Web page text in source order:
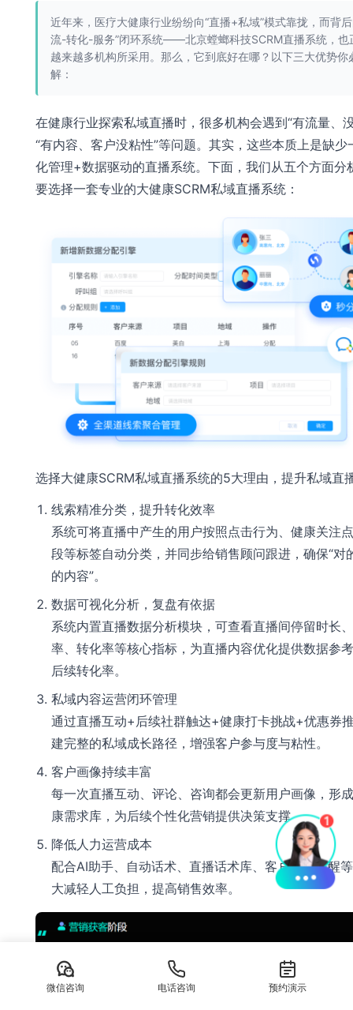
近年来，医疗大健康行业纷纷向“直播+私域”模式靠拢，而背后
流-转化-服务”闭环系统——北京螳螂科技SCRM直播系统，也
越来越多机构所采用。那么，它到底好在哪？以下三大优势你
解：
在健康行业探索私域直播时，很多机构会遇到“有流量、
“有内容、客户没粘性”等问题。其实，这些本质上是缺少
化管理+数据驱动的直播系统。下面，我们从五个方面分
要选择一套专业的大健康SCRM私域直播系统：
选择大健康SCRM私域直播系统的5大理由，提升私域直
线索精准分类，提升转化效率
系统可将直播中产生的用户按照点击行为、健康关注
段等标签自动分类，并同步给销售顾问跟进，确保“对
的内容”。
数据可视化分析，复盘有依据
系统内置直播数据分析模块，可查看直播间停留时长
率、转化率等核心指标，为直播内容优化提供数据参
后续转化率。
私域内容运营闭环管理
通过直播互动+后续社群触达+健康打卡挑战+优惠券
建完整的私域成长路径，增强客户参与度与粘性。
客户画像持续丰富
每一次直播互动、评论、咨询都会更新用户画像，形
康需求库，为后续个性化营销提供决策支撑。
降低人力运营成本
配合AI助手、自动话术、直播话术库、客户分组提醒
大减轻人工负担，提高销售效率。
微信咨询 电话咨询 预约演示